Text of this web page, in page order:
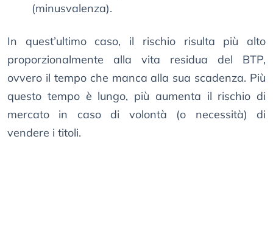
(minusvalenza).
In quest’ultimo caso, il rischio risulta più alto
proporzionalmente alla vita residua del BTP,
ovvero il tempo che manca alla sua scadenza. Più
questo tempo è lungo, più aumenta il rischio di
mercato in caso di volontà (o necessità) di
vendere i titoli.